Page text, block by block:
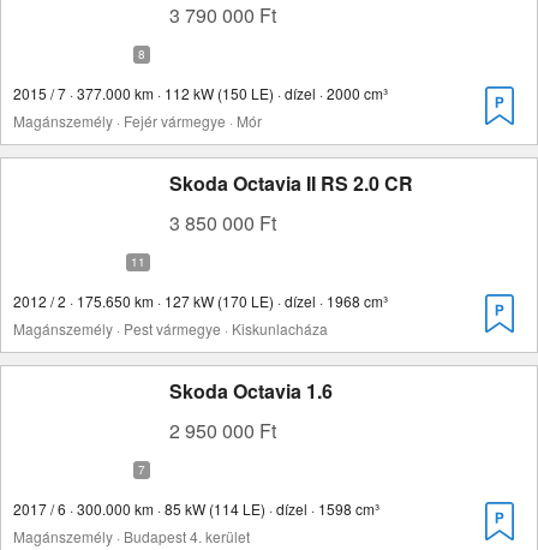
3 790 000 Ft
2015 / 7 · 377.000 km · 112 kW (150 LE) · dízel · 2000 cm³
Magánszemély · Fejér vármegye · Mór
Skoda Octavia II RS 2.0 CR
3 850 000 Ft
2012 / 2 · 175.650 km · 127 kW (170 LE) · dízel · 1968 cm³
Magánszemély · Pest vármegye · Kiskunlacháza
Skoda Octavia 1.6
2 950 000 Ft
2017 / 6 · 300.000 km · 85 kW (114 LE) · dízel · 1598 cm³
Magánszemély · Budapest 4. kerület